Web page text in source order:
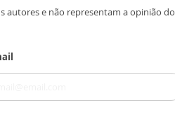
autores e não representam a opinião do